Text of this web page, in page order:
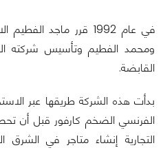
في عام 1992 قرر ماجد
ومحمد الفطيم وتأسيس شركته
القابضة.
بدأت هذه الشركة طريقها عبر
الفرنسي الضخم كارفور قبل أن
التجارية إنشاء متاجر في الشرق